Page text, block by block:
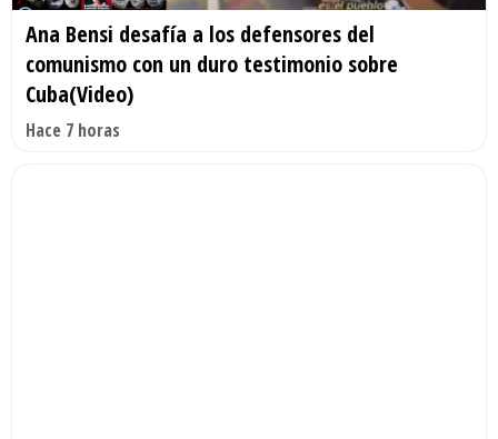
Ana Bensi desafía a los defensores del
comunismo con un duro testimonio sobre
Cuba(Video)
Hace 7 horas